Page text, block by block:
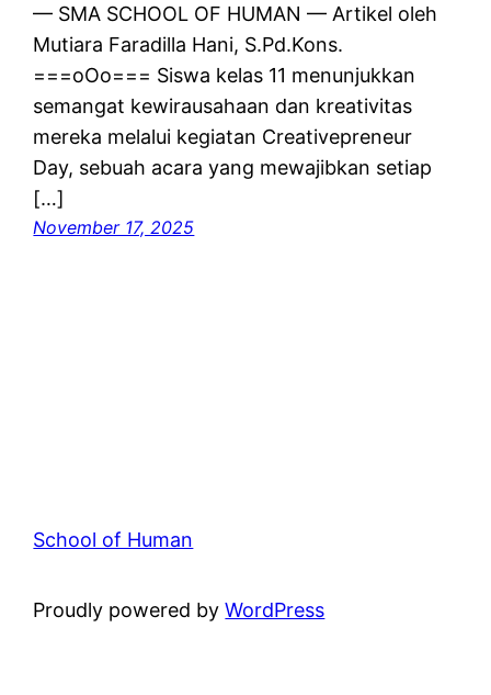
— SMA SCHOOL OF HUMAN — Artikel oleh
Mutiara Faradilla Hani, S.Pd.Kons.
===oOo=== Siswa kelas 11 menunjukkan
semangat kewirausahaan dan kreativitas
mereka melalui kegiatan Creativepreneur
Day, sebuah acara yang mewajibkan setiap
[…]
November 17, 2025
School of Human
Proudly powered byWordPress